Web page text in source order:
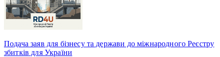
Подача заяв для бізнесу та держави до міжнародного Реєстру
збитків для України